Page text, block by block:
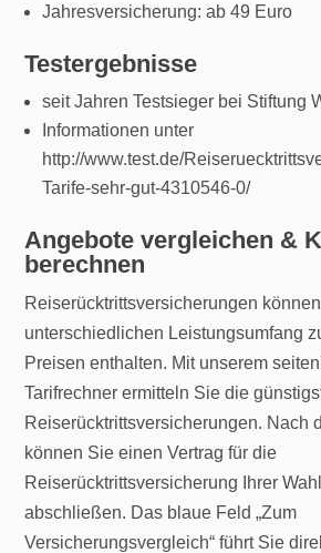
Jahresversicherung: ab 49 Euro
Testergebnisse
seit Jahren Testsieger bei Stiftung
Informationen unter
http://www.test.de/
Tarife-sehr-gut-4310546-0/
Angebote vergleichen &
berechnen
Reiserücktrittsversicherungen
unterschiedlichen Leistungsumfang
Preisen enthalten. Mit unserem
Tarifrechner ermitteln Sie die
Reiserücktrittsversicherungen. Nach
können Sie einen Vertrag für die
Reiserücktrittsversicherung Ihrer
abschließen. Das blaue Feld „Zum
Versicherungsvergleich“ führt Sie